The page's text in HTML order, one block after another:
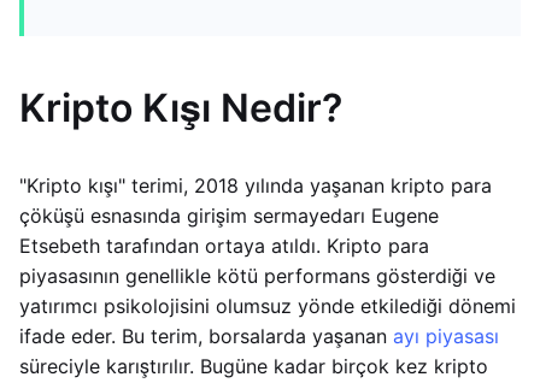
Kripto Kışı Nedir?
"Kripto kışı" terimi, 2018 yılında yaşanan kripto para
çöküşü esnasında girişim sermayedarı Eugene
Etsebeth tarafından ortaya atıldı. Kripto para
piyasasının genellikle kötü performans gösterdiği ve
yatırımcı psikolojisini olumsuz yönde etkilediği dönemi
ifade eder. Bu terim, borsalarda yaşanan ayı piyasası
süreciyle karıştırılır. Bugüne kadar birçok kez kripto